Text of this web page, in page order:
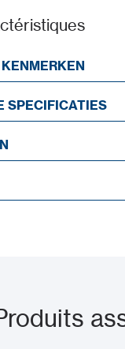
SPECIFICATIES